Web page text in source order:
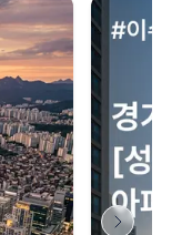
내
를 불러올 수 없습니다.